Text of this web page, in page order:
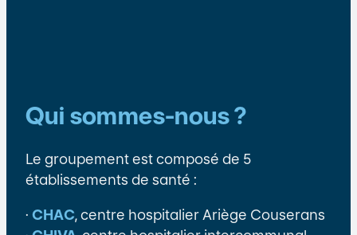
Qui sommes-nous ?
Le groupement est composé de 5
établissements de santé :
· CHAC, centre hospitalier Ariège Couserans